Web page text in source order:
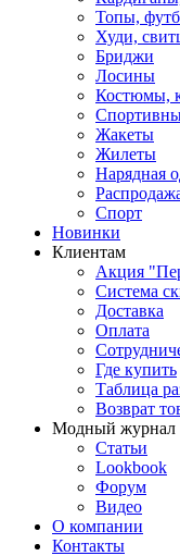
Топы,
Худи,
Бриджи
Лосины
Костюмы,
Жакеты
Жилеты
Нарядная
Спорт
Новинки
Клиентам
Акция
Система
Доставка
Оплата
Где купить
Таблица
Возврат
Модный журнал
Статьи
Lookbook
Форум
Видео
О компании
Контакты